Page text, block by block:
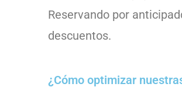
Reservando por
descuentos.
¿Cómo optimizar